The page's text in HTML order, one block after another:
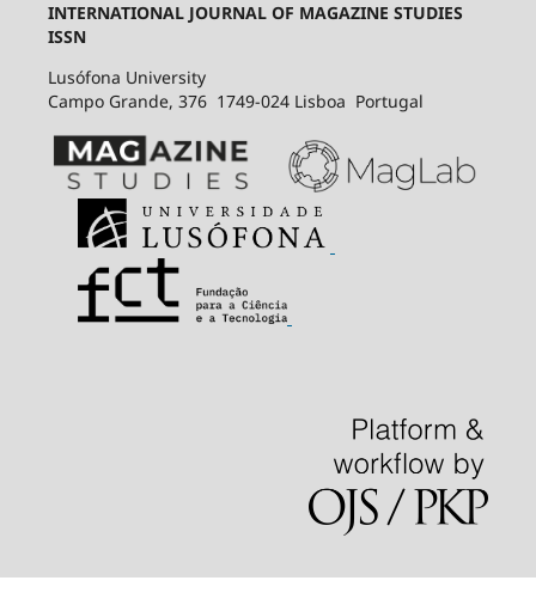
INTERNATIONAL JOURNAL OF MAGAZINE STUDIES
ISSN
Lusófona University
Campo Grande, 376 1749-024 Lisboa Portugal